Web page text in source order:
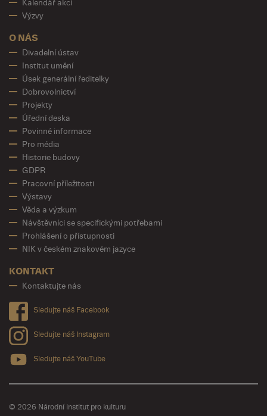
Kalendář akcí
Výzvy
O NÁS
Divadelní ústav
Institut umění
Úsek generální ředitelky
Dobrovolnictví
Projekty
Úřední deska
Povinné informace
Pro média
Historie budovy
GDPR
Pracovní příležitosti
Výstavy
Věda a výzkum
Návštěvníci se specifickými potřebami
Prohlášení o přístupnosti
NIK v českém znakovém jazyce
KONTAKT
Kontaktujte nás
Sledujte náš Facebook
Sledujte náš Instagram
Sledujte náš YouTube
© 2026 Národní institut pro kulturu